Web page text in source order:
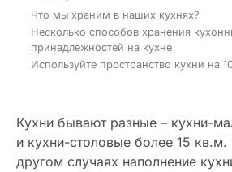
Что мы храним в наших кухнях?
Несколько способов хранения
принадлежностей на кухне
Используйте пространство кухни на
Кухни бывают разные – кухни-
и кухни-столовые более 15
другом случаях наполнение